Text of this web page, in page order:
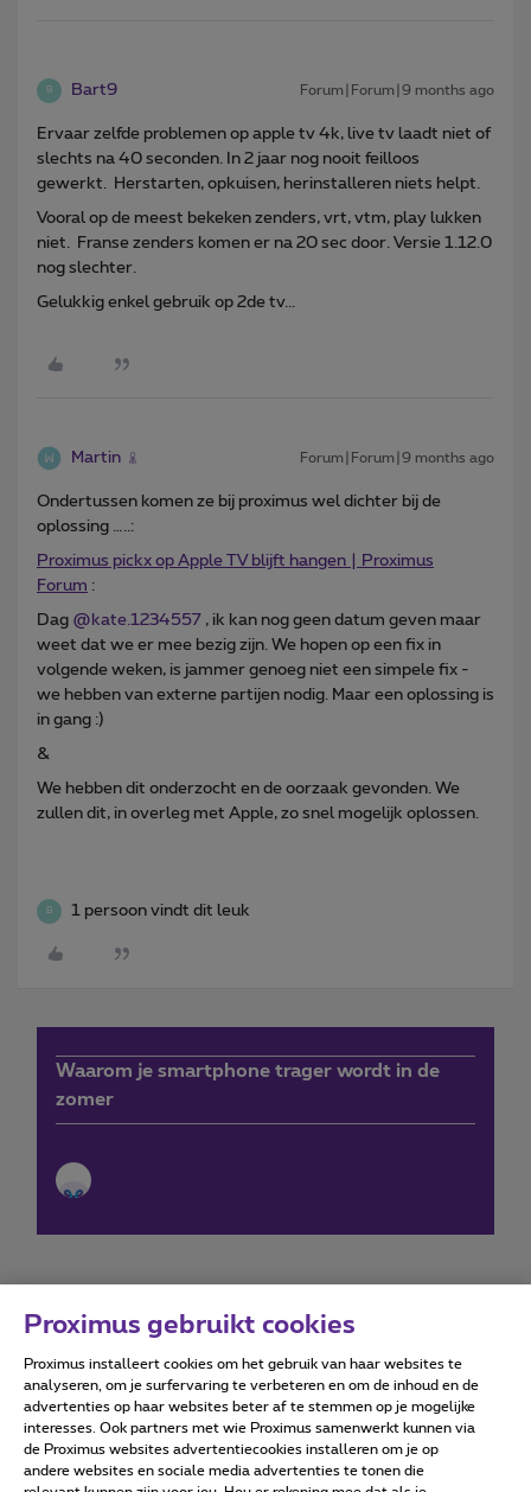
B Bart9 Forum|Forum|9 months ago
Ervaar zelfde problemen op apple tv 4k, live tv laadt niet of
slechts na 40 seconden. In 2 jaar nog nooit feilloos
gewerkt. Herstarten, opkuisen, herinstalleren niets helpt.
Vooral op de meest bekeken zenders, vrt, vtm, play lukken
niet. Franse zenders komen er na 20 sec door. Versie 1.12.0
nog slechter.
Gelukkig enkel gebruik op 2de tv...
Martin Forum|Forum|9 months ago
Ondertussen komen ze bij proximus wel dichter bij de
oplossing …..:
Proximus pickx op Apple TV blijft hangen | Proximus
Forum :
Dag ​ @kate.1234557 , ik kan nog geen datum geven maar
weet dat we er mee bezig zijn. We hopen op een fix in
volgende weken, is jammer genoeg niet een simpele fix -
we hebben van externe partijen nodig. Maar een oplossing is
in gang :)
&
We hebben dit onderzocht en de oorzaak gevonden. We
zullen dit, in overleg met Apple, zo snel mogelijk oplossen.
B 1 persoon vindt dit leuk
Waarom je smartphone trager wordt in de
zomer
Forumvoorwaarden Accessibility statement
Proximus gebruikt cookies
Proximus installeert cookies om het gebruik van haar websites te
analyseren, om je surfervaring te verbeteren en om de inhoud en de
advertenties op haar websites beter af te stemmen op je mogelijke
interesses. Ook partners met wie Proximus samenwerkt kunnen via
de Proximus websites advertentiecookies installeren om je op
andere websites en sociale media advertenties te tonen die